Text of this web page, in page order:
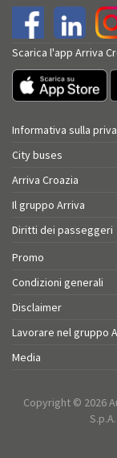
Scarica l'app Arriva
Informativa sulla
City buses
Arriva Croazia
Il gruppo Arriva
Diritti dei passeggeri
Promo
Condizioni generali
Disclaimer
Lavorare nel gruppo
Media
Copyright © 2026